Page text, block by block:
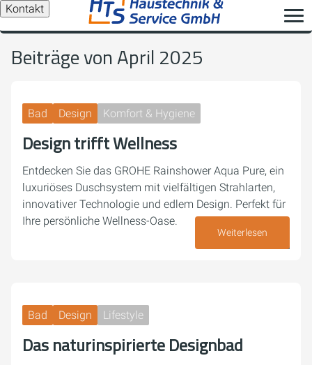
Kontakt
Beiträge von April 2025
Bad Design Komfort & Hygiene
Design trifft Wellness
Entdecken Sie das GROHE Rainshower Aqua Pure, ein
luxuriöses Duschsystem mit vielfältigen Strahlarten,
innovativer Technologie und edlem Design. Perfekt für
Ihre persönliche Wellness-Oase.
Weiterlesen
Bad Design Lifestyle
Das naturinspirierte Designbad